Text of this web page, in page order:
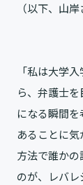
（以下、山
「私は大学
ら、弁護士
になる瞬間
あることに
方法で誰か
のが、レバ